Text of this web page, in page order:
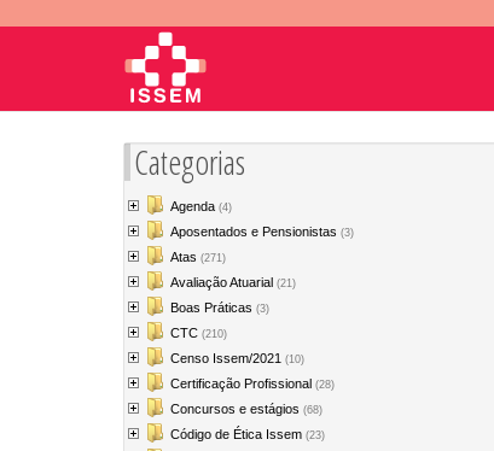
Categorias
Agenda (4)
Aposentados e Pensionistas (3)
Atas (271)
Avaliação Atuarial (21)
Boas Práticas (3)
CTC (210)
Censo Issem/2021 (10)
Certificação Profissional (28)
Concursos e estágios (68)
Código de Ética Issem (23)